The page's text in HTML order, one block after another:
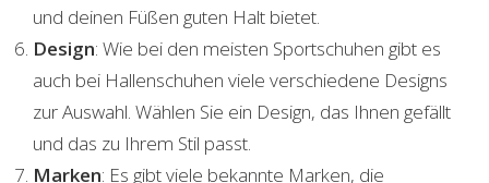
und deinen Füßen guten Halt bietet.
Design: Wie bei den meisten Sportschuhen gibt es
auch bei Hallenschuhen viele verschiedene Designs
zur Auswahl. Wählen Sie ein Design, das Ihnen gefällt
und das zu Ihrem Stil passt.
Marken: Es gibt viele bekannte Marken, die